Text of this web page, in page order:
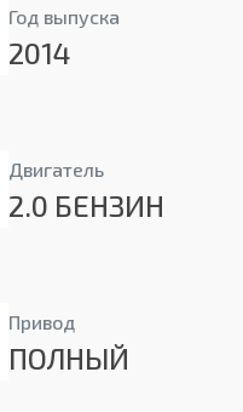
Год выпуска
2014
Двигатель
2.0 БЕНЗИН
Привод
ПОЛНЫЙ